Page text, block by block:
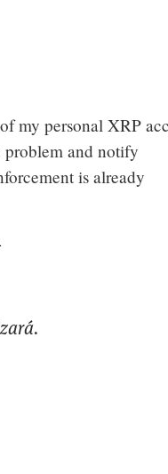
my personal XRP
and notify
is already